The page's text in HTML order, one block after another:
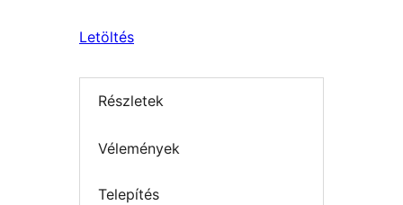
Letöltés
Részletek
Vélemények
Telepítés